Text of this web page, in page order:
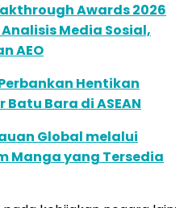
Awards 2026
Media Sosial,
AEO
Hentikan
Bara di ASEAN
Global melalui
Manga yang Tersedia